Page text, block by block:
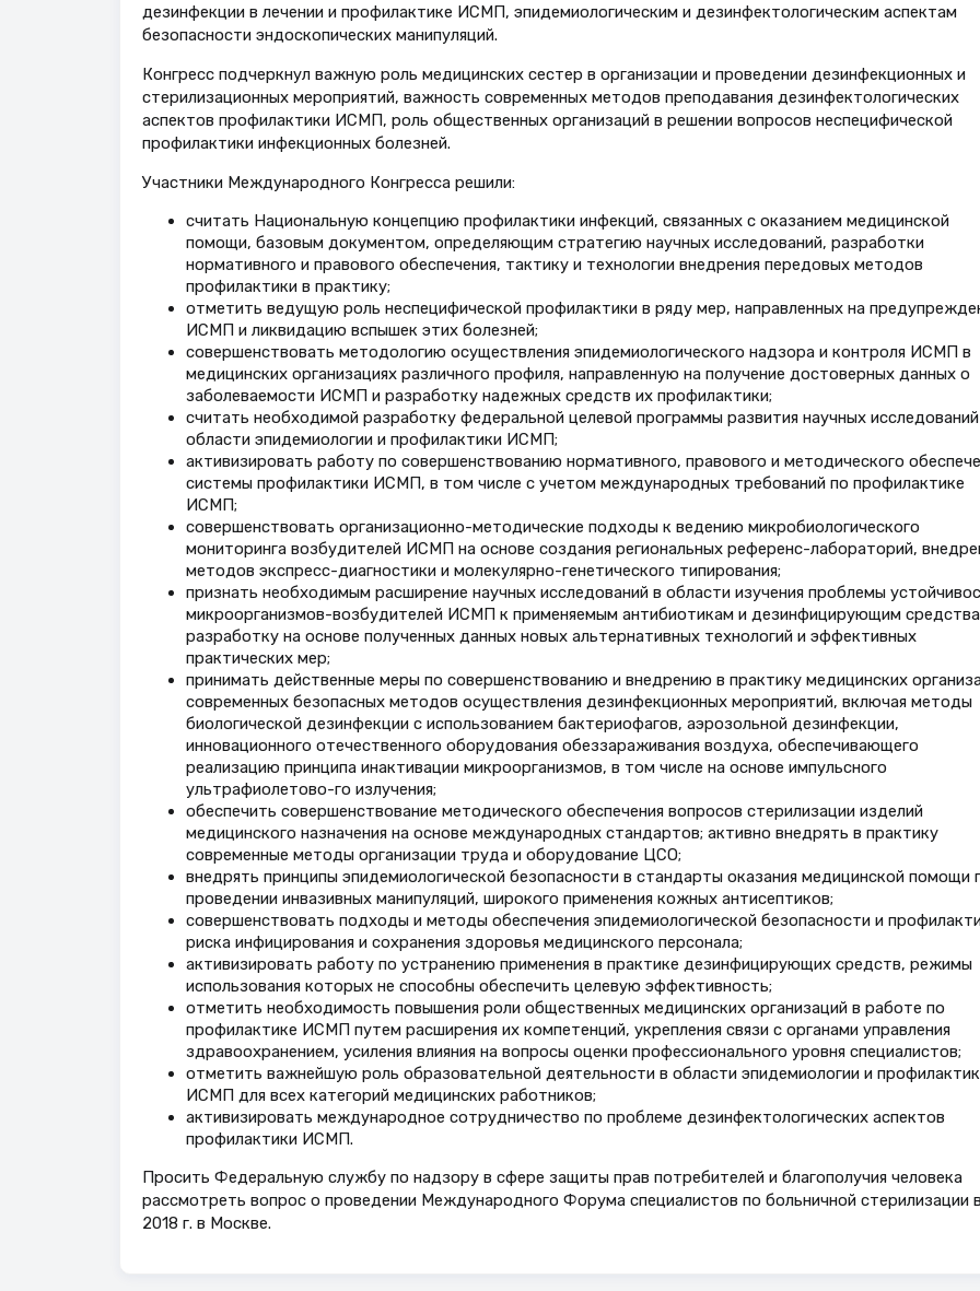
дезинфекции в лечении и профилактике ИСМП, эпидемиологическим и дезинфектологическим аспектам
безопасности эндоскопических манипуляций.
Конгресс подчеркнул важную роль медицинских сестер в организации и проведении дезинфекционных и
стерилизационных мероприятий, важность современных методов преподавания дезинфектологических
аспектов профилактики ИСМП, роль общественных организаций в решении вопросов неспецифической
профилактики инфекционных болезней.
Участники Международного Конгресса решили:
считать Национальную концепцию профилактики инфекций, связанных с оказанием медицинской
помощи, базовым документом, определяющим стратегию научных исследований, разработки
нормативного и правового обеспечения, тактику и технологии внедрения передовых методов
профилактики в практику;
отметить ведущую роль неспецифической профилактики в ряду мер, направленных на
ИСМП и ликвидацию вспышек этих болезней;
совершенствовать методологию осуществления эпидемиологического надзора и контроля ИСМП в
медицинских организациях различного профиля, направленную на получение достоверных данных о
заболеваемости ИСМП и разработку надежных средств их профилактики;
считать необходимой разработку федеральной целевой программы развития научных
области эпидемиологии и профилактики ИСМП;
активизировать работу по совершенствованию нормативного, правового и методического
системы профилактики ИСМП, в том числе с учетом международных требований по профилактике
ИСМП;
совершенствовать организационно-методические подходы к ведению микробиологического
мониторинга возбудителей ИСМП на основе создания региональных референс-лабораторий,
методов экспресс-диагностики и молекулярно-генетического типирования;
признать необходимым расширение научных исследований в области изучения проблемы
микроорганизмов-возбудителей ИСМП к применяемым антибиотикам и дезинфицирующим
разработку на основе полученных данных новых альтернативных технологий и эффективных
практических мер;
принимать действенные меры по совершенствованию и внедрению в практику медицинских
современных безопасных методов осуществления дезинфекционных мероприятий, включая методы
биологической дезинфекции с использованием бактериофагов, аэрозольной дезинфекции,
инновационного отечественного оборудования обеззараживания воздуха, обеспечивающего
реализацию принципа инактивации микроорганизмов, в том числе на основе импульсного
ультрафиолетово-го излучения;
обеспечить совершенствование методического обеспечения вопросов стерилизации изделий
медицинского назначения на основе международных стандартов; активно внедрять в практику
современные методы организации труда и оборудование ЦСО;
внедрять принципы эпидемиологической безопасности в стандарты оказания медицинской помощи
проведении инвазивных манипуляций, широкого применения кожных антисептиков;
совершенствовать подходы и методы обеспечения эпидемиологической безопасности и
риска инфицирования и сохранения здоровья медицинского персонала;
активизировать работу по устранению применения в практике дезинфицирующих средств, режимы
использования которых не способны обеспечить целевую эффективность;
отметить необходимость повышения роли общественных медицинских организаций в работе по
профилактике ИСМП путем расширения их компетенций, укрепления связи с органами управления
здравоохранением, усиления влияния на вопросы оценки профессионального уровня специалистов;
отметить важнейшую роль образовательной деятельности в области эпидемиологии и
ИСМП для всех категорий медицинских работников;
активизировать международное сотрудничест­во по проблеме дезинфектологических аспектов
профилактики ИСМП.
Просить Федеральную службу по надзору в сфере защиты прав потребителей и благополучия человека
рассмотреть вопрос о проведении Международного Форума специалистов по больничной стерилизации в
2018 г. в Москве.